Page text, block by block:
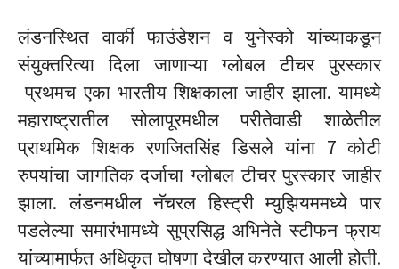
लंडनस्थित वार्की फाउंडेशन व युनेस्को यांच्याकडून
संयुक्तरित्या दिला जाणाऱ्या ग्लोबल टीचर पुरस्कार
प्रथमच एका भारतीय शिक्षकाला जाहीर झाला. यामध्ये
महाराष्ट्रातील सोलापूरमधील परीतेवाडी शाळेतील
प्राथमिक शिक्षक रणजितसिंह डिसले यांना 7 कोटी
रुपयांचा जागतिक दर्जाचा ग्लोबल टीचर पुरस्कार जाहीर
झाला. लंडनमधील नॅचरल हिस्ट्री म्युझियममध्ये पार
पडलेल्या समारंभामध्ये सुप्रसिद्ध अभिनेते स्टीफन फ्राय
यांच्यामार्फत अधिकृत घोषणा देखील करण्यात आली होती.